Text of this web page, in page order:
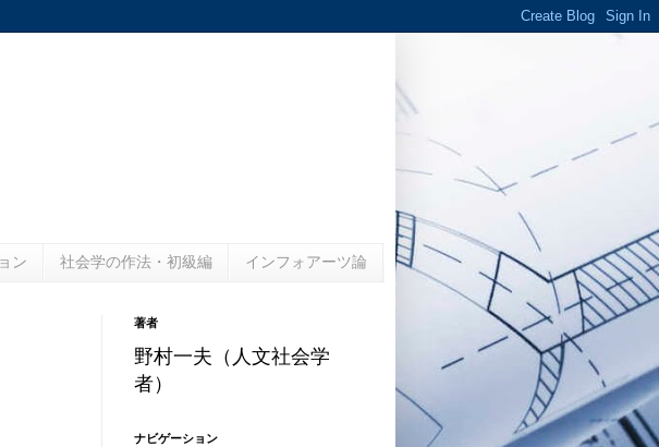
ン 社会学の作法・初級編 インフォアーツ論
著者
野村一夫（人文社会学
者）
ナビゲーション